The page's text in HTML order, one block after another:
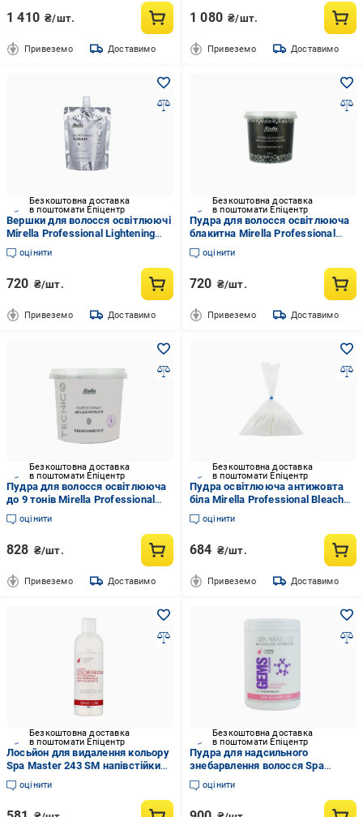
1 410 ₴/шт.
Привеземо Доставимо
1 080 ₴/шт.
Привеземо Доставимо
Безкоштовна доставка
в поштомати Епіцентр
Вершки для волосся освітлюючі
Mirella Professional Lightening
Cream 250 мл
оцінити
720 ₴/шт.
Привеземо Доставимо
Безкоштовна доставка
в поштомати Епіцентр
Пудра для волосся освітлююча
блакитна Mirella Professional
Bleach Powder Blue 500 мл
оцінити
720 ₴/шт.
Привеземо Доставимо
Безкоштовна доставка
в поштомати Епіцентр
Пудра для волосся освітлююча
до 9 тонів Mirella Professional
Bleach Powder Violet 500 мл
оцінити
828 ₴/шт.
Привеземо Доставимо
Безкоштовна доставка
в поштомати Епіцентр
Пудра освітлююча антижовта
біла Mirella Professional Bleach
Powder White 500 мл
оцінити
684 ₴/шт.
Привеземо Доставимо
Безкоштовна доставка
в поштомати Епіцентр
Лосьйон для видалення кольору
Spa Master 243 SM напівстійких
засобів для фарбування волосся
330 мл (9068)
оцінити
Безкоштовна доставка
в поштомати Епіцентр
Пудра для надсильного
знебарвлення волосся Spa
Master Prof BASIC LINE 235 SM
500 мл (8986)
оцінити